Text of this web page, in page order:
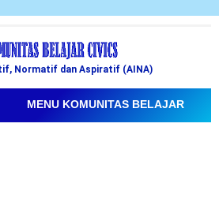
Normatif dan Aspiratif (AINA)
MENU KOMUNITAS BELAJAR